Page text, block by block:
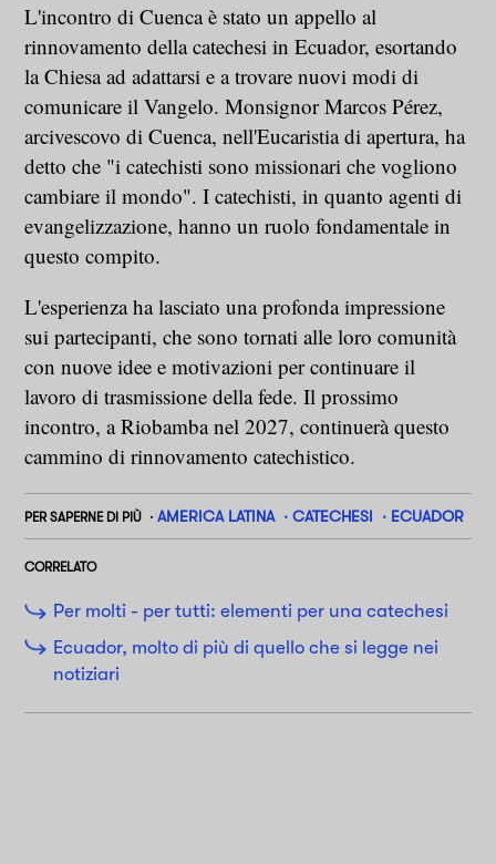
L'incontro di Cuenca è stato un appello al
rinnovamento della catechesi in Ecuador, esortando
la Chiesa ad adattarsi e a trovare nuovi modi di
comunicare il Vangelo. Monsignor Marcos Pérez,
arcivescovo di Cuenca, nell'Eucaristia di apertura, ha
detto che "i catechisti sono missionari che vogliono
cambiare il mondo". I catechisti, in quanto agenti di
evangelizzazione, hanno un ruolo fondamentale in
questo compito.
L'esperienza ha lasciato una profonda impressione
sui partecipanti, che sono tornati alle loro comunità
con nuove idee e motivazioni per continuare il
lavoro di trasmissione della fede. Il prossimo
incontro, a Riobamba nel 2027, continuerà questo
cammino di rinnovamento catechistico.
PER SAPERNE DI PIÙ AMERICA LATINA CATECHESI ECUADOR
CORRELATO
Per molti - per tutti: elementi per una catechesi
Ecuador, molto di più di quello che si legge nei
notiziari